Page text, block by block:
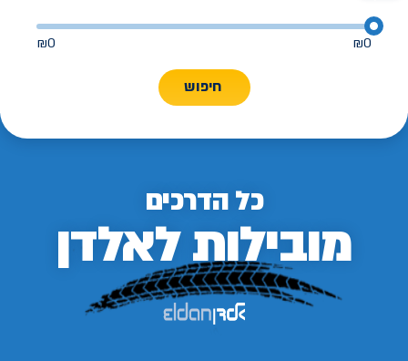
₪0
₪0
חיפוש
כל הדרכים
מובילות לאלדן